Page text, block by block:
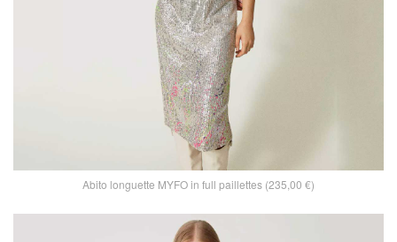
Abito longuette MYFO in full paillettes (235,00 €)